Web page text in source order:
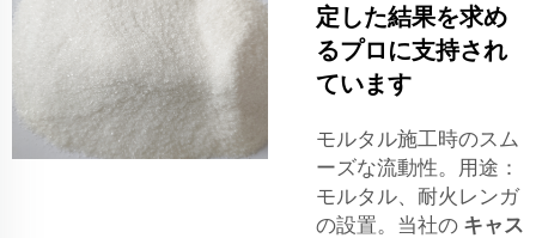
定した結果を求め
るプロに支持され
ています
モルタル施工時のスム
ーズな流動性。用途：
モルタル、耐火レンガ
の設置。当社の キャス